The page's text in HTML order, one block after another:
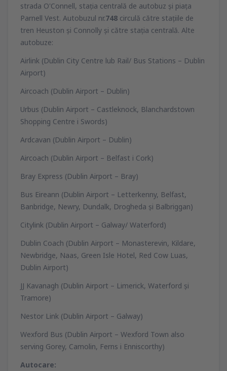
strada O'Connell, staţia centrală de autobuz şi piaţa
Parnell Vest. Autobuzul nr.748 circulă către staţiile de
tren Heuston şi Connolly şi către staţia centrală. Alte
autobuze:
Airlink (Dublin City Centre lub Rail/ Bus Stations – Dublin
Airport)
Aircoach (Dublin Airport – Dublin)
Urbus (Dublin Airport – Castleknock, Blanchardstown
Shopping Centre i Swords)
Ardcavan (Dublin Airport – Dublin)
Aircoach (Dublin Airport – Belfast i Cork)
Bray Express (Dublin Airport – Bray)
Bus Eireann (Dublin Airport – Letterkenny, Belfast,
Banbridge, Newry, Dundalk, Drogheda şi Balbriggan)
Citylink (Dublin Airport – Galway/ Waterford)
Dublin Coach (Dublin Airport – Monasterevin, Kildare,
Newbridge, Naas, Green Isle Hotel, Red Cow Luas,
Dublin Airport)
JJ Kavanagh (Dublin Airport – Limerick, Waterford şi
Tramore)
Nestor Link (Dublin Airport – Galway)
Wexford Bus (Dublin Airport – Wexford Town also
serving Gorey, Camolin, Ferns i Enniscorthy)
Autocare: